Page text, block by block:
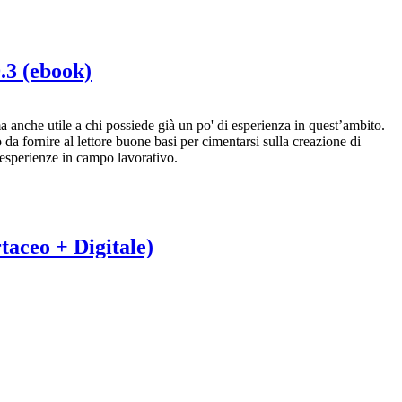
(ebook)
utile a chi possiede già un po' di esperienza in quest’ambito.
fornire al lettore buone basi per cimentarsi sulla creazione di
in campo lavorativo.
+ Digitale)